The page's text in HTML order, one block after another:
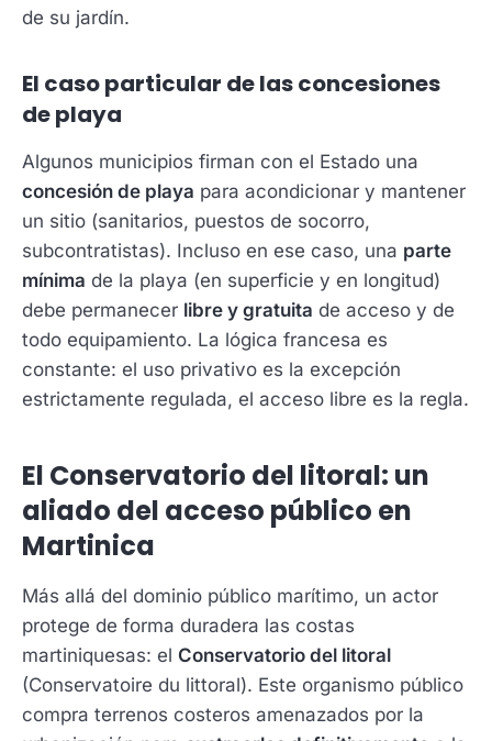
de su jardín.
El caso particular de las concesiones
de playa
Algunos municipios firman con el Estado una
concesión de playa para acondicionar y mantener
un sitio (sanitarios, puestos de socorro,
subcontratistas). Incluso en ese caso, una parte
mínima de la playa (en superficie y en longitud)
debe permanecer libre y gratuita de acceso y de
todo equipamiento. La lógica francesa es
constante: el uso privativo es la excepción
estrictamente regulada, el acceso libre es la regla.
El Conservatorio del litoral: un
aliado del acceso público en
Martinica
Más allá del dominio público marítimo, un actor
protege de forma duradera las costas
martiniquesas: el Conservatorio del litoral
(Conservatoire du littoral). Este organismo público
compra terrenos costeros amenazados por la